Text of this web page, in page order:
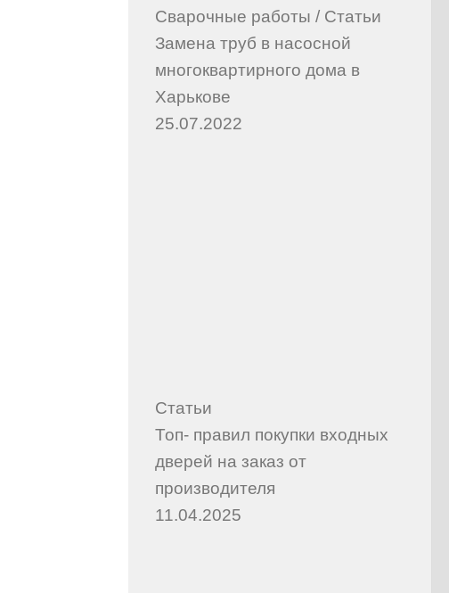
Сварочные работы / Статьи
Замена труб в насосной
многоквартирного дома в
Харькове
25.07.2022
Статьи
Топ- правил покупки входных
дверей на заказ от
производителя
11.04.2025